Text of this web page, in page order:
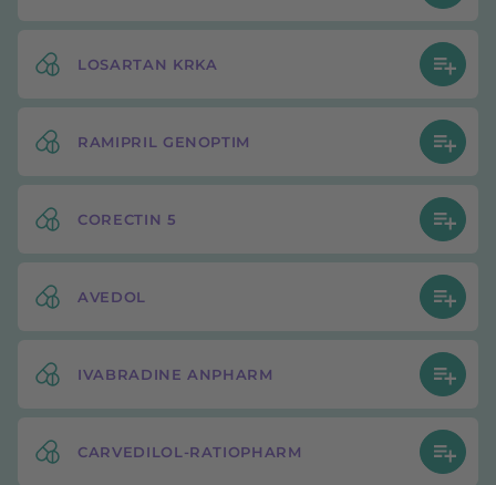
LOSARTAN KRKA
RAMIPRIL GENOPTIM
CORECTIN 5
AVEDOL
IVABRADINE ANPHARM
CARVEDILOL-RATIOPHARM